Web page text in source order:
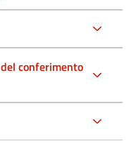
conferimento